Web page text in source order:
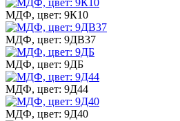
МДФ, цвет: 9К10
МДФ, цвет: 9ДВ37
МДФ, цвет: 9ДБ
МДФ, цвет: 9Д44
МДФ, цвет: 9Д40